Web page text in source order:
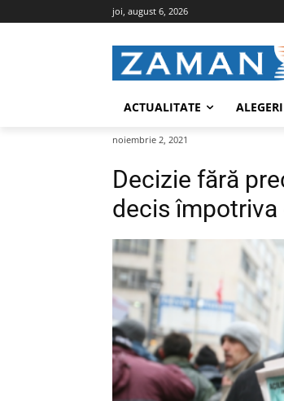
joi, august 6, 2026
ACTUALITATE
noiembrie 2, 2021
Decizie fără
decis